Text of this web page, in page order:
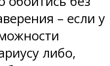
– если у
либо,